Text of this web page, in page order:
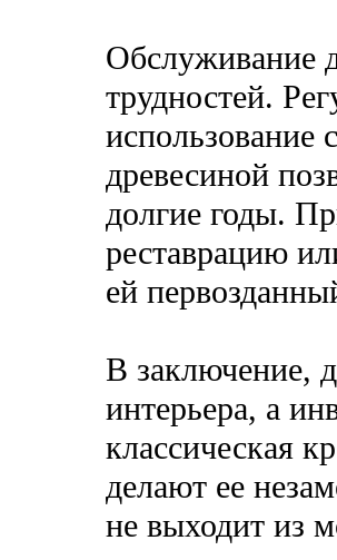
Обслуживание
трудностей.
использование
древесиной
долгие годы.
реставрацию
ей
В заключение,
интерьера, а
классическая
делают ее
не выходит из